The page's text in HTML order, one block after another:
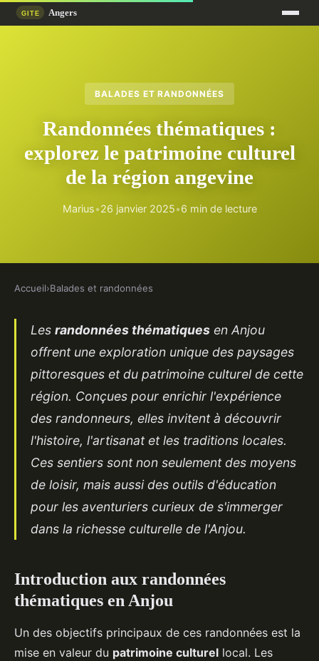
BALADES ET RANDONNÉES
Randonnées thématiques :
explorez le patrimoine culturel
de la région angevine
Marius•26 janvier 2025•6 min de lecture
Accueil›Balades et randonnées
Les randonnées thématiques en Anjou
offrent une exploration unique des paysages
pittoresques et du patrimoine culturel de cette
région. Conçues pour enrichir l'expérience
des randonneurs, elles invitent à découvrir
l'histoire, l'artisanat et les traditions locales.
Ces sentiers sont non seulement des moyens
de loisir, mais aussi des outils d'éducation
pour les aventuriers curieux de s'immerger
dans la richesse culturelle de l'Anjou.
Introduction aux randonnées
thématiques en Anjou
Un des objectifs principaux de ces randonnées est la
mise en valeur du patrimoine culturel local. Les